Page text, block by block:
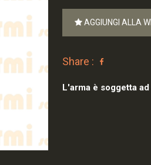
AGGIUNGI ALLA
Share :
L'arma è soggetta